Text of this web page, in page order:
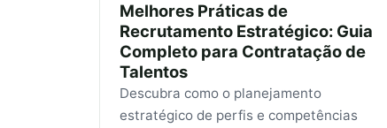
Melhores Práticas de
Recrutamento Estratégico: Guia
Completo para Contratação de
Talentos
Descubra como o planejamento
estratégico de perfis e competências